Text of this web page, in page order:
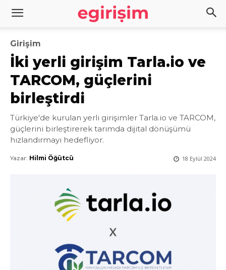
Girişim
İki yerli girişim Tarla.io ve
TARCOM, güçlerini
birleştirdi
Türkiye'de kurulan yerli girişimler Tarla.io ve TARCOM,
güçlerini birleştirerek tarımda dijital dönüşümü
hızlandırmayı hedefliyor.
18 Eylül 2024
Yazar: Hilmi Öğütcü